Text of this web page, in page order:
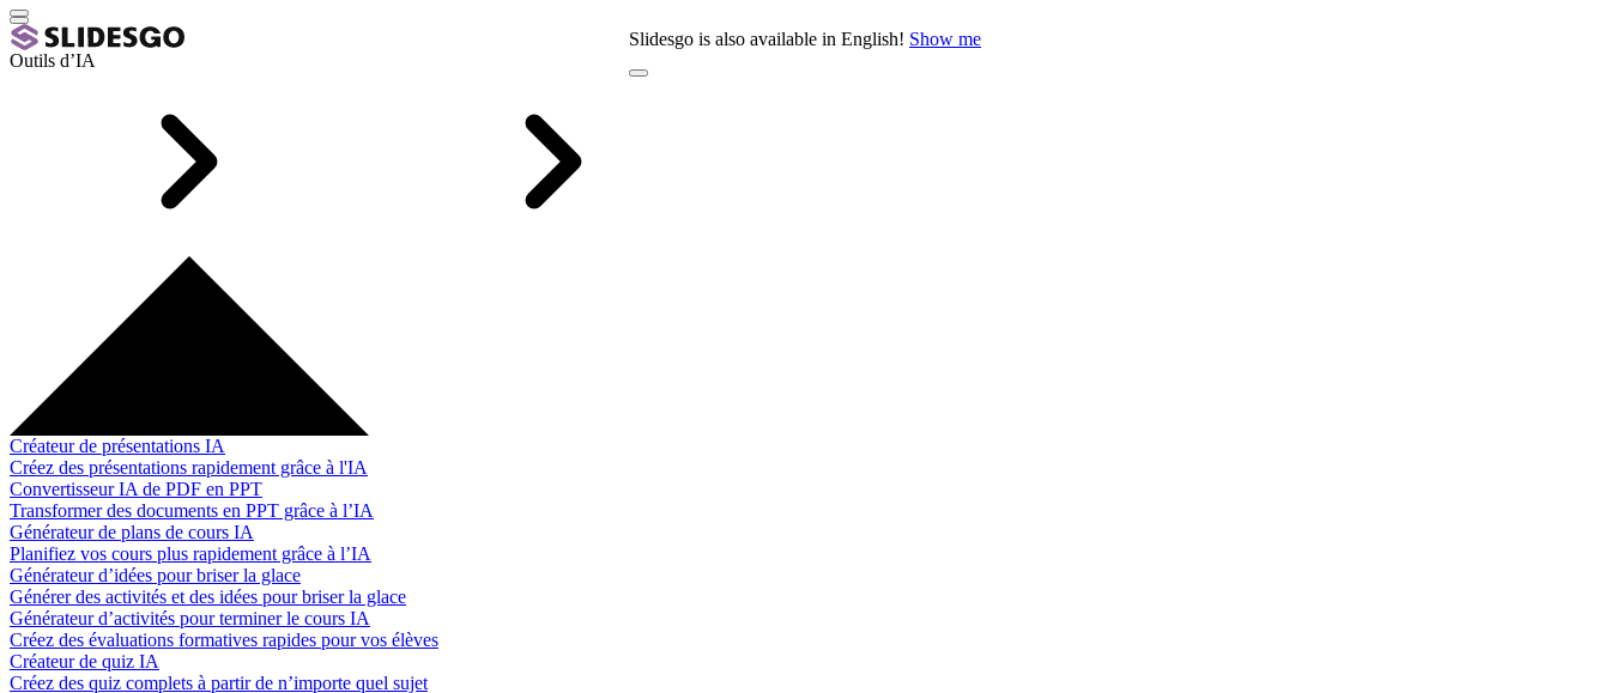
Slidesgo is also available in English! Show me
Outils d’IA
Créateur de présentations IA
Créez des présentations rapidement grâce à l'IA
Convertisseur IA de PDF en PPT
Transformer des documents en PPT grâce à l’IA
Générateur de plans de cours IA
Planifiez vos cours plus rapidement grâce à l’IA
Générateur d’idées pour briser la glace
Générer des activités et des idées pour briser la glace
Générateur d’activités pour terminer le cours IA
Créez des évaluations formatives rapides pour vos élèves
Créateur de quiz IA
Créez des quiz complets à partir de n’importe quel sujet